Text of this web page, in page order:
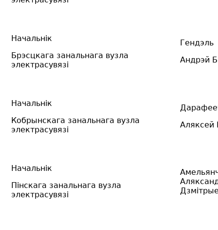
Начальнік
Брэсцкага занальнага вузла
электрасувязі
Гендэль
Андрэй
Начальнік
Кобрынскага занальнага вузла
электрасувязі
Аляксей
Начальнік
Пінскага занальнага вузла
электрасувязі